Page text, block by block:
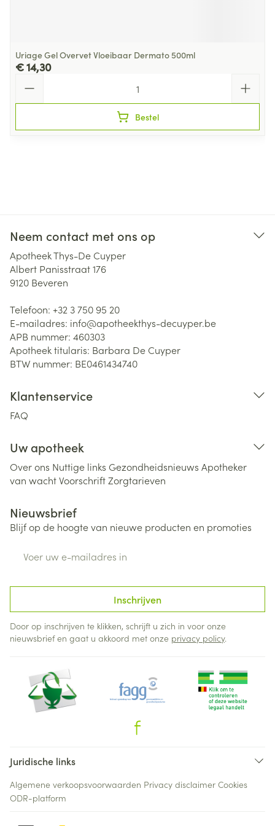
Uriage Gel Overvet Vloeibaar Dermato 500ml
€ 14,30
Bestel
Neem contact met ons op
Apotheek Thys-De Cuyper
Albert Panisstraat 176
9120 Beveren
Telefoon: +32 3 750 95 20
E-mailadres: info@apotheekthys-decuyper.be
APB nummer: 460303
Apotheek titularis: Barbara De Cuyper
BTW nummer: BE0461434740
Klantenservice
FAQ
Uw apotheek
Over ons Nuttige links Gezondheidsnieuws Apotheker
van wachtVoorschriftZorgtarieven
Nieuwsbrief
Blijf op de hoogte van nieuwe producten en promoties
Inschrijven
Door op inschrijven te klikken, schrijft u zich in voor onze
nieuwsbrief en gaat u akkoord met onze privacy policy.
Juridische links
Algemene verkoopsvoorwaarden Privacy disclaimer Cookies
ODR-platform